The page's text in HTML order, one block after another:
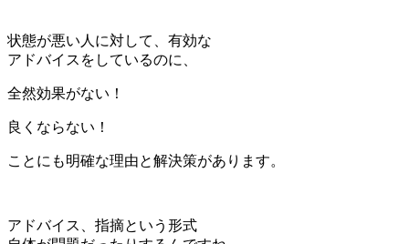
状態が悪い人に対して、有効な
アドバイスをしているのに、
全然効果がない！
良くならない！
ことにも明確な理由と解決策があります。
アドバイス、指摘という形式